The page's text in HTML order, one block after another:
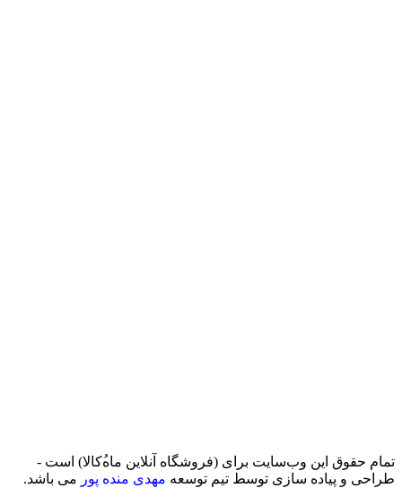
تمام حقوق اين وب‌سايت برای (فروشگاه آنلاین ماه‌‌‌‌‌‌ُکالا) است -
طراحی و پیاده سازی توسط تیم توسعه مهدی منده پور می باشد.